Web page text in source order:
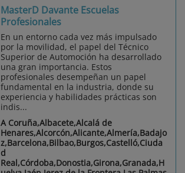
MasterD Davante Escuelas
Profesionales
En un entorno cada vez más impulsado
por la movilidad, el papel del Técnico
Superior de Automoción ha desarrollado
una gran importancia. Estos
profesionales desempeñan un papel
fundamental en la industria, donde su
experiencia y habilidades prácticas son
indis...
A Coruña,Albacete,Alcalá de
Henares,Alcorcón,Alicante,Almería,Badajo
z,Barcelona,Bilbao,Burgos,Castelló,Ciuda
d
Real,Córdoba,Donostia,Girona,Granada,H